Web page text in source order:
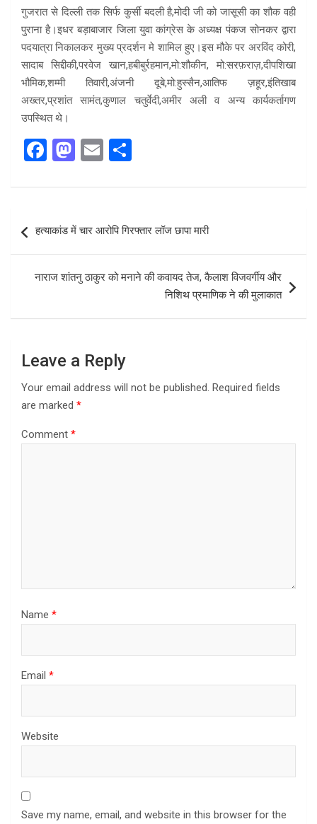
गुजरात से दिल्ली तक सिर्फ कुर्सी बदली है,मोदी जी को जासूसी का शौक वही
पुराना है।इधर बड़ाबाजार जिला युवा कांग्रेस के अध्यक्ष पंकज सोनकर द्वारा
पदयात्रा निकालकर मुख्य प्रदर्शन मे शामिल हुए।इस मौके पर अरविंद कोरी,
सादाब सिद्दीकी,परवेज खान,हबीबुर्रहमान,मो:शौकीन, मो:सरफ़राज़,दीपशिखा
भौमिक,शम्मी तिवारी,अंजनी दूबे,मो:हुस्सैन,आतिफ ज़हूर,इंतिखाब
अख्तर,प्रशांत सामंत,कुणाल चतुर्वेदी,अमीर अली व अन्य कार्यकर्तागण
उपस्थित थे।
F
ce
o
o
k
M
st
o
d
o
n
E
ail ar
navigation
हत्याकांड में चार आरोपि गिरफ्तार लॉज छापा मारी
नाराज शांतनु ठाकुर को मनाने की कवायद तेज, कैलाश विजवर्गीय और
निशिथ प्रमाणिक ने की मुलाकात
Leave a Reply
Your email address will not be published. Required fields
are marked *
Comment *
Name *
Email *
Website
Save my name, email, and website in this browser for the